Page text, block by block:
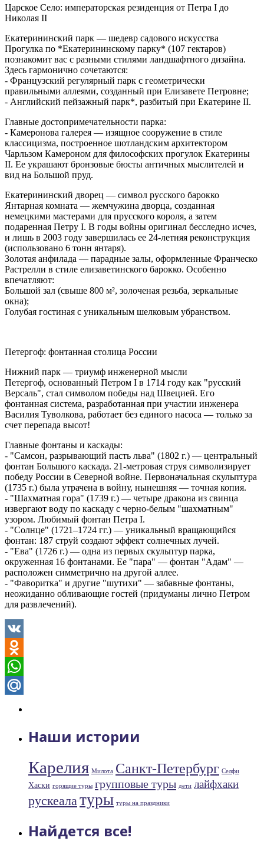
Царское Село: императорская резиденция от Петра I до
Николая II
Екатерининский парк — шедевр садового искусства
Прогулка по *Екатерининскому парку* (107 гектаров)
познакомит вас с разными стилями ландшафтного дизайна.
Здесь гармонично сочетаются:
- Французский регулярный парк с геометрически
правильными аллеями, созданный при Елизавете Петровне;
- Английский пейзажный парк*, разбитый при Екатерине II.
Главные достопримечательности парка:
- Камеронова галерея — изящное сооружение в стиле
классицизма, построенное шотландским архитектором
Чарльзом Камероном для философских прогулок Екатерины
II. Ее украшают бронзовые бюсты античных мыслителей и
вид на Большой пруд.
Екатерининский дворец — символ русского барокко
Янтарная комната — жемчужина дворца, созданная
немецкими мастерами для прусского короля, а затем
подаренная Петру I. В годы войны оригинал бесследно исчез,
и лишь в 2003 году завершилась ее 24-летняя реконструкция
(использовано 6 тонн янтаря).
Золотая анфилада — парадные залы, оформленные Франческо
Растрелли в стиле елизаветинского барокко. Особенно
впечатляют:
Большой зал (свыше 800 м², золоченая резьба, зеркальные
окна);
Голубая гостиная с уникальным шелковым убранством.
Петергоф: фонтанная столица России
Нижний парк — триумф инженерной мысли
Петергоф, основанный Петром I в 1714 году как "русский
Версаль", стал символом победы над Швецией. Его
фонтанная система, разработанная при участии инженера
Василия Туволкова, работает без единого насоса — только за
счет перепада высот!
Главные фонтаны и каскады:
- "Самсон, разрывающий пасть льва" (1802 г.) — центральный
фонтан Большого каскада. 21-метровая струя символизирует
победу России в Северной войне. Первоначальная скульптура
(1735 г.) была утрачена в войну, нынешняя — точная копия.
- "Шахматная гора" (1739 г.) — четыре дракона из свинца
извергают воду по каскаду с черно-белым "шахматным"
узором. Любимый фонтан Петра I.
- "Солнце" (1721–1724 гг.) — уникальный вращающийся
фонтан: 187 струй создают эффект солнечных лучей.
- "Ева" (1726 г.) — одна из первых скульптур парка,
окруженная 16 фонтанами. Ее "пара" — фонтан "Адам" —
расположен симметрично на другой аллее.
- "Фаворитка" и другие "шутихи" — забавные фонтаны,
неожиданно обливающие гостей (придуманы лично Петром
для развлечений).
VK
Odnoklassniki
WhatsApp
Наши истории
Карелия Милота Санкт-Петербург Селфи
Хаски горящие туры групповые туры дети лайфхаки
рускеалатуры туры на праздники
Найдется все!